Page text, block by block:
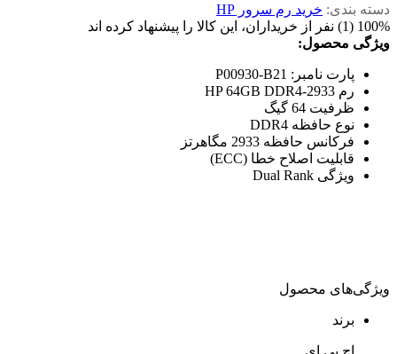
دسته بندی: خرید رم سرور HP
100% (1) نفر از خریداران، این کالا را پیشنهاد کرده اند
ویژگی محصول:
پارت نامبر: P00930-B21
رم HP 64GB DDR4-2933
ظرفیت 64 گیگ
نوع حافظه DDR4
فرکانس حافظه 2933 مگاهرتز
قابلیت اصلاح خطا (ECC)
ویژگی Dual Rank
ویژگی‌های محصول
برند
اچ پی ای